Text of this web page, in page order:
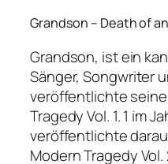
Grandson – Death of
Grandson, ist ein
Sänger, Songwriter
veröffentlichte seine
Tragedy Vol. 1. 1 im
veröffentlichte
Modern Tragedy Vol.